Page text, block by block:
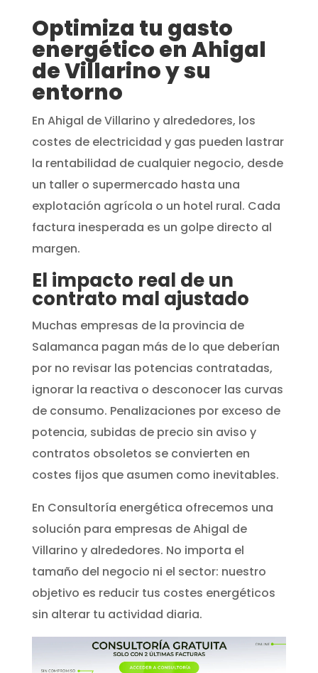
Optimiza tu gasto
energético en Ahigal
de Villarino y su
entorno
En Ahigal de Villarino y alrededores, los
costes de electricidad y gas pueden lastrar
la rentabilidad de cualquier negocio, desde
un taller o supermercado hasta una
explotación agrícola o un hotel rural. Cada
factura inesperada es un golpe directo al
margen.
El impacto real de un
contrato mal ajustado
Muchas empresas de la provincia de
Salamanca pagan más de lo que deberían
por no revisar las potencias contratadas,
ignorar la reactiva o desconocer las curvas
de consumo. Penalizaciones por exceso de
potencia, subidas de precio sin aviso y
contratos obsoletos se convierten en
costes fijos que asumen como inevitables.
En Consultoría energética ofrecemos una
solución para empresas de Ahigal de
Villarino y alrededores. No importa el
tamaño del negocio ni el sector: nuestro
objetivo es reducir tus costes energéticos
sin alterar tu actividad diaria.